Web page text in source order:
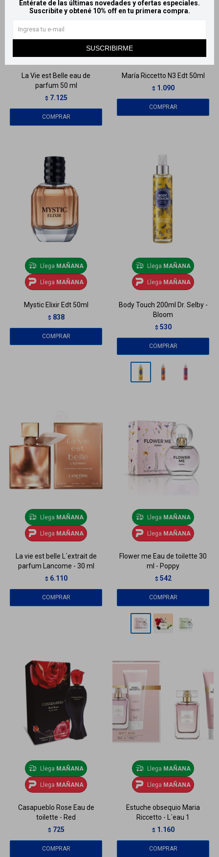
Entérate de las últimas novedades y ofertas especiales.
Suscribite y obtené 10% off en tu primera compra.
SUSCRIBIRME
La Vie est Belle eau de
parfum 50 ml
$ 7.125
María Riccetto N3 Edt 50ml
$ 1.090
Llega MAÑANA
Llega MAÑANA
Mystic Elixir Edt 50ml
$ 838
Llega MAÑANA
Llega MAÑANA
Body Touch 200ml Dr. Selby -
Bloom
$ 530
Llega MAÑANA
Llega MAÑANA
La vie est belle L´extrait de
parfum Lancome - 30 ml
$ 6.110
Llega MAÑANA
Llega MAÑANA
Flower me Eau de toilette 30
ml - Poppy
$ 542
Llega MAÑANA
Llega MAÑANA
Casapueblo Rose Eau de
toilette - Red
$ 725
Llega MAÑANA
Llega MAÑANA
Estuche obsequio Maria
Riccetto - L´eau 1
$ 1.160